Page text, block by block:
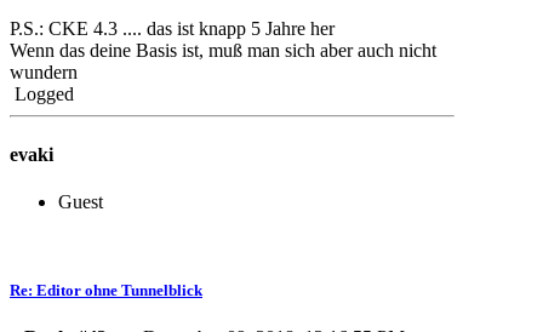
P.S.: CKE 4.3 .... das ist knapp 5 Jahre her
Wenn das deine Basis ist, muß man sich aber auch nicht
wundern
Logged
evaki
Guest
Re: Editor ohne Tunnelblick